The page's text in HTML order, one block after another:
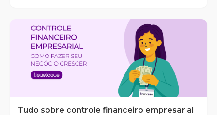
Tudo sobre controle financeiro empresarial